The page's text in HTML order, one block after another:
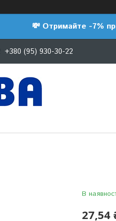
💸 Отримайте -7%
+380 (95) 930-30-22
В
27,54